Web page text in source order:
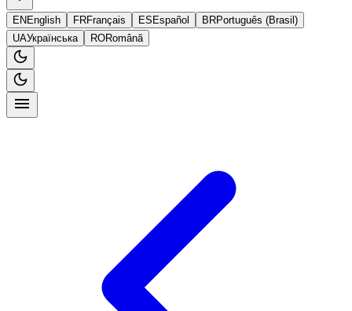
EN English FRFrançais ES Español BRPortuguês (Brasil)
UAУкраїнська RORomână